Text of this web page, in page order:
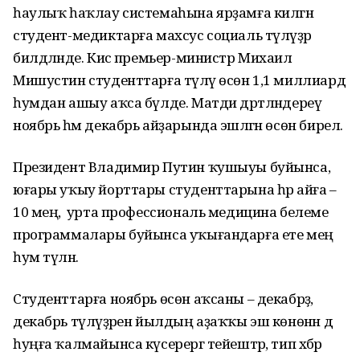
һаулыҡ һаҡлау системаһына ярҙамға килгән
студент-медиктарға махсус социаль түләүҙәр
билдәләнде. Кисә премьер-министр Михаил
Мишустин студенттарға түләү өсөн 1,1 миллиард
һумдан ашыу аҡса бүлде. Матди дәртләндереү
ноябрь һәм декабрь айҙарында эшләгән өсөн бирелә.
Президент Владимир Путин ҡушыуы буйынса,
юғары уҡыу йорттары студенттарына һәр айға –
10 мең, ә урта профессиональ медицина белеме
программалары буйынса уҡығандарға ете мең
һум түләнә.
Студенттарға ноябрь өсөн аҡсаны – декабрҙә, ә
декабрь түләүҙәрен йылдың аҙаҡҡы эш көнөнән дә
һуңға ҡалмайынса күсерергә тейештәр, тип хәбәр